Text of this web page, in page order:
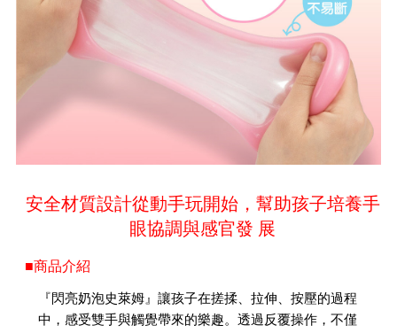
安全材質設計從動手玩開始，幫助孩子培養手
眼協調與感官發 展
■商品介紹
『閃亮奶泡史萊姆』讓孩子在搓揉、拉伸、按壓的過程
中，感受雙手與觸覺帶來的樂趣。透過反覆操作，不僅